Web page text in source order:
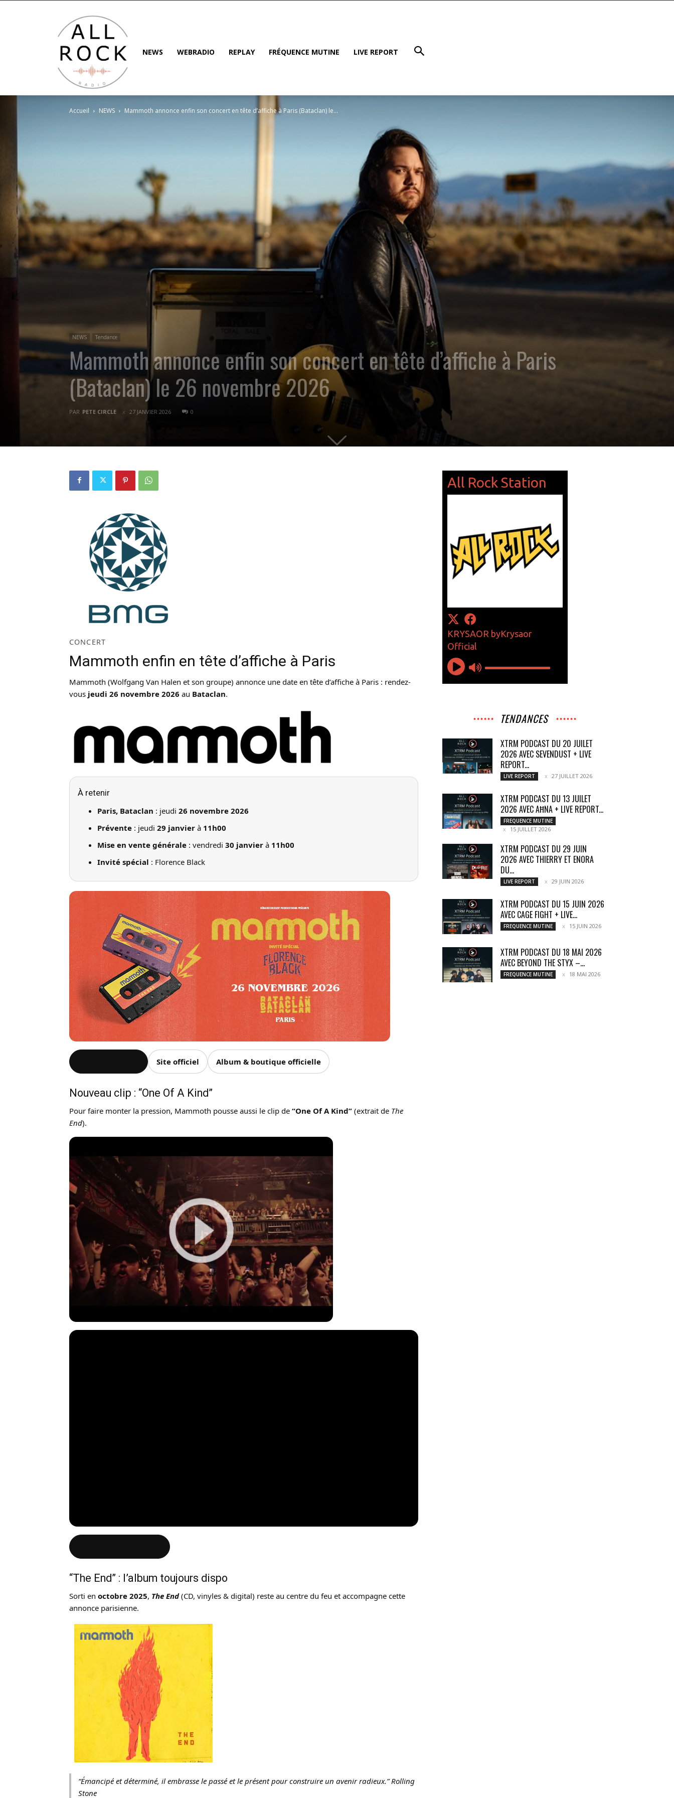
NEWS WEBRADIO REPLAY FRÉQUENCE MUTINE LIVE REPORT
Accueil NEWS Mammoth annonce enfin son concert en tête d’affiche à Paris (Bataclan) le...
NEWS Tendance
Mammoth annonce enfin son concert en tête d’affiche à Paris
(Bataclan) le 26 novembre 2026
PAR PETE CIRCLE 27 JANVIER 2026 0
CONCERT
Mammoth enfin en tête d’affiche à Paris
Mammoth (Wolfgang Van Halen et son groupe) annonce une date en tête d’affiche à Paris : rendez-
vous jeudi 26 novembre 2026 au Bataclan.
À retenir
Paris, Bataclan : jeudi 26 novembre 2026
Prévente: jeudi 29 janvierà 11h00
Mise en vente générale: vendredi 30 janvierà 11h00
Invité spécial : Florence Black
Site officiel Album & boutique officielle
Nouveau clip : “One Of A Kind”
Pour faire monter la pression, Mammoth pousse aussi le clip de “One Of A Kind” (extrait de The
End).
“The End” : l’album toujours dispo
Sorti en octobre 2025, The End(CD, vinyles & digital) reste au centre du feu et accompagne cette
annonce parisienne.
“Émancipé et déterminé, il embrasse le passé et le présent pour construire un avenir radieux.”Rolling
Stone
TENDANCES
XTRM PODCAST DU 20 JUILET
2026 AVEC SEVENDUST + LIVE
REPORT...
LIVE REPORT 27 JUILLET 2026
XTRM PODCAST DU 13 JUILET
2026 AVEC AĦNA + LIVE REPORT...
FREQUENCE MUTINE
15 JUILLET 2026
XTRM PODCAST DU 29 JUIN
2026 AVEC THIERRY ET ENORA
DU...
LIVE REPORT 29 JUIN 2026
XTRM PODCAST DU 15 JUIN 2026
AVEC CAGE FIGHT + LIVE...
FREQUENCE MUTINE 15 JUIN 2026
XTRM PODCAST DU 18 MAI 2026
AVEC BEYOND THE STYX –...
FREQUENCE MUTINE 18 MAI 2026